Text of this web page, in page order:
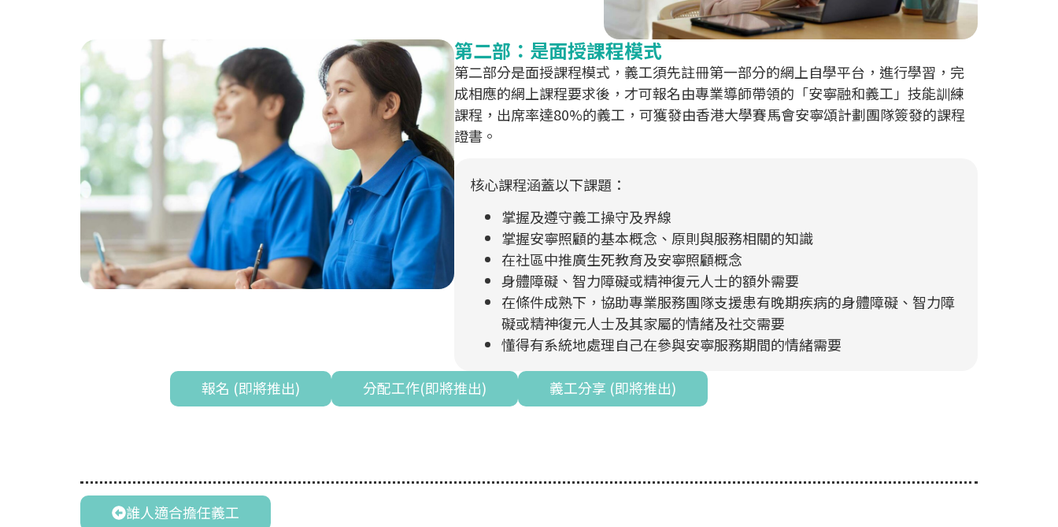
第二部：是面授課程模式
第二部分是面授課程模式，義工須先註冊第一部分的網上自學平台，進行學習，完
成相應的網上課程要求後，才可報名由專業導師帶領的「安寧融和義工」技能訓練
課程，出席率達80%的義工，可獲發由香港大學賽馬會安寧頌計劃團隊簽發的課程
證書。
核心課程涵蓋以下課題：
掌握及遵守義工操守及界線
掌握安寧照顧的基本概念、原則與服務相關的知識
在社區中推廣生死教育及安寧照顧概念
身體障礙、智力障礙或精神復元人士的額外需要
在條件成熟下，協助專業服務團隊支援患有晚期疾病的身體障礙、智力障
礙或精神復元人士及其家屬的情緒及社交需要
懂得有系統地處理自己在參與安寧服務期間的情緒需要
報名 (即將推出) 分配工作(即將推出) 義工分享 (即將推出)
誰人適合擔任義工